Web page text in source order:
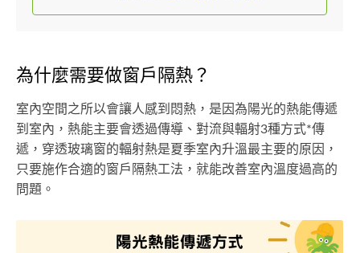
為什麼需要做窗戶隔熱？
室內空間之所以會讓人感到悶熱，是因為陽光的熱能傳遞
到室內，熱能主要會透過傳導、對流與輻射3種方式*傳
遞，穿透玻璃窗的輻射熱是夏季室內升溫最主要的原因，
只要施作合適的窗戶隔熱工法，就能改善室內溫度過高的
問題。